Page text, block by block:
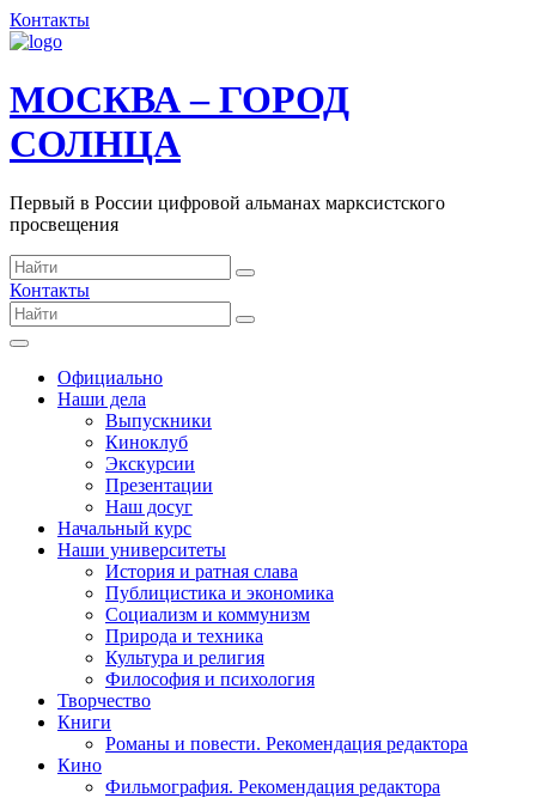
Контакты
МОСКВА – ГОРОД
СОЛНЦА
Первый в России цифровой альманах марксистского
просвещения
Контакты
Официально
Наши дела
Выпускники
Киноклуб
Экскурсии
Презентации
Наш досуг
Начальный курс
Наши университеты
История и ратная слава
Публицистика и экономика
Социализм и коммунизм
Природа и техника
Культура и религия
Философия и психология
Творчество
Книги
Романы и повести. Рекомендация редактора
Кино
Фильмография. Рекомендация редактора